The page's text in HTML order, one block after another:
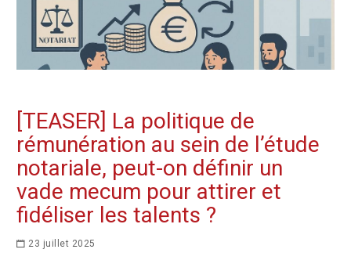
[TEASER] La politique de
rémunération au sein de l’étude
notariale, peut-on définir un
vade mecum pour attirer et
fidéliser les talents ?
23 juillet 2025